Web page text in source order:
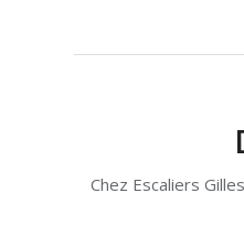
Chez Escaliers